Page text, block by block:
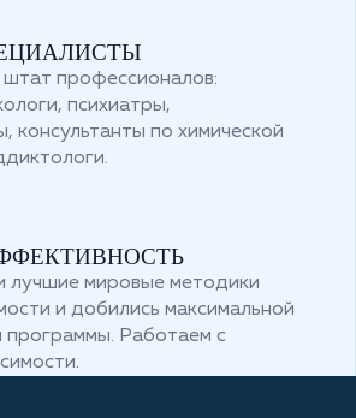
профессионалов:
психиатры,
консультанты по химической
лучшие мировые методики
и добились максимальной
программы. Работаем с